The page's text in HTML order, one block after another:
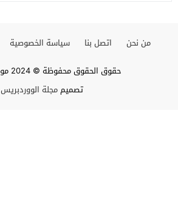
من نحن اتصل بنا سياسة الخصوصية
حقوق الحقوق محفوظة © 2024 موقع الصدارة
تصميممجلة الووردبريس